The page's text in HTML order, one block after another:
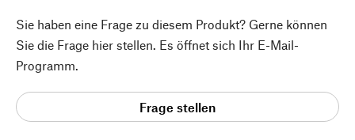
Sie haben eine Frage zu diesem Produkt? Gerne können
Sie die Frage hier stellen. Es öffnet sich Ihr E-Mail-
Programm.
Frage stellen